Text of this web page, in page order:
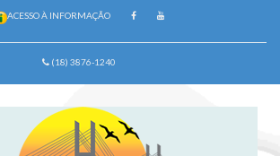
ACESSO À INFORMAÇÃO
(18) 3876-1240